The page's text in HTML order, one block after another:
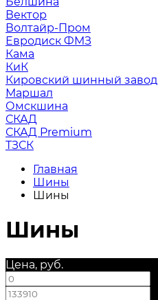
Вектор
Волтайр-Пром
Евродиск ФМЗ
Кама
КиК
Кировский шинный завод
Маршал
Омскшина
СКАД
СКАД Premium
ТЗСК
Главная
Шины
Шины
Шины
Цена, руб.